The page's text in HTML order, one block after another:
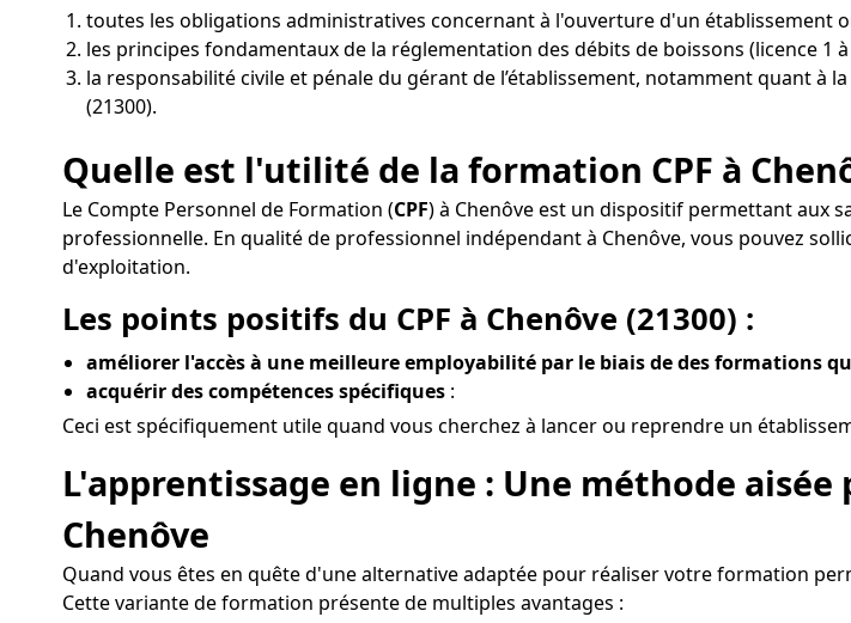
toutes les obligations administratives concernant à l'ouverture d'un établissement
les principes fondamentaux de la réglementation des débits de boissons (licence 1
la responsabilité civile et pénale du gérant de l’établissement, notamment quant à
(21300).
Quelle est l'utilité de la formation CPF à
Le Compte Personnel de Formation (CPF) à Chenôve est un dispositif permettant aux
professionnelle. En qualité de professionnel indépendant à Chenôve, vous pouvez
d'exploitation.
Les points positifs du CPF à Chenôve (21300) :
améliorer l'accès à une meilleure employabilité par le biais de des formations
acquérir des compétences spécifiques :
Ceci est spécifiquement utile quand vous cherchez à lancer ou reprendre un
L'apprentissage en ligne : Une méthode
Chenôve
Quand vous êtes en quête d'une alternative adaptée pour réaliser votre formation
Cette variante de formation présente de multiples avantages :